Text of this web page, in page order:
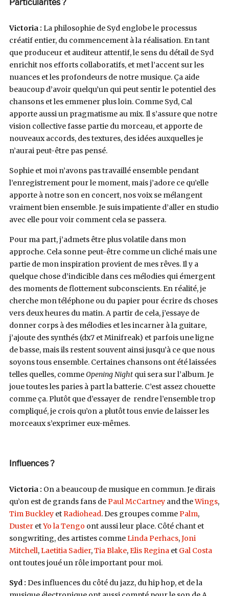
Particularités ?
Victoria : La philosophie de Syd englobe le processus
créatif entier, du commencement à la réalisation. En tant
que produceur et auditeur attentif, le sens du détail de Syd
enrichit nos efforts collaboratifs, et met l’accent sur les
nuances et les profondeurs de notre musique. Ça aide
beaucoup d’avoir quelqu’un qui peut sentir le potentiel des
chansons et les emmener plus loin. Comme Syd, Cal
apporte aussi un pragmatisme au mix. Il s’assure que notre
vision collective fasse partie du morceau, et apporte de
nouveaux accords, des textures, des idées auxquelles je
n’aurai peut-être pas pensé.
Sophie et moi n’avons pas travaillé ensemble pendant
l’enregistrement pour le moment, mais j’adore ce qu’elle
apporte à notre son en concert, nos voix se mélangent
vraiment bien ensemble. Je suis impatiente d’aller en studio
avec elle pour voir comment cela se passera.
Pour ma part, j’admets être plus volatile dans mon
approche. Cela sonne peut-être comme un cliché mais une
partie de mon inspiration provient de mes rêves. Il y a
quelque chose d’indicible dans ces mélodies qui émergent
des moments de flottement subconscients. En réalité, je
cherche mon téléphone ou du papier pour écrire ds choses
vers deux heures du matin. A partir de cela, j’essaye de
donner corps à des mélodies et les incarner à la guitare,
j’ajoute des synthés (dx7 et Minifreak) et parfois une ligne
de basse, mais ils restent souvent ainsi jusqu’à ce que nous
soyons tous ensemble. Certaines chansons ont été laissées
telles quelles, commeOpening Night qui sera sur l’album. Je
joue toutes les paries à part la batterie. C’est assez chouette
comme ça. Plutôt que d’essayer de rendre l’ensemble trop
compliqué, je crois qu’on a plutôt tous envie de laisser les
morceaux s’exprimer eux-mêmes.
Influences ?
Victoria : On a beaucoup de musique en commun. Je dirais
qu’on est de grands fans dePaul McCartneyand theWings,
Tim BuckleyetRadiohead. Des groupes commePalm,
DusteretYo la Tengo ont aussi leur place. Côté chant et
songwriting, des artistes commeLinda Perhacs,Joni
Mitchell,Laetitia Sadier,Tia Blake,Elis Reginaet Gal Costa
ont toutes joué un rôle important pour moi.
Syd : Des influences du côté du jazz, du hip hop, et de la